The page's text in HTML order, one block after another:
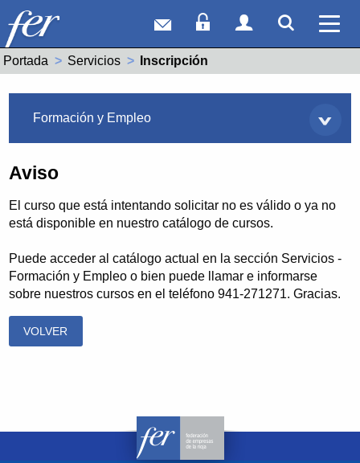
Correo webAcceso Socios
Acceso
Portada Servicios Actual:
Inscripción
Formación y Empleo
Aviso
El curso que está intentando solicitar no es válido o ya no
está disponible en nuestro catálogo de cursos.
Puede acceder al catálogo actual en la sección Servicios -
Formación y Empleo o bien puede llamar e informarse
sobre nuestros cursos en el teléfono 941-271271. Gracias.
VOLVER